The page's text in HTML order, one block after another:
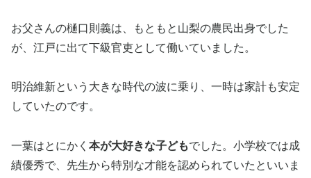
お父さんの樋口則義は、もともと山梨の農民出身でした
が、江戸に出て下級官吏として働いていました。
明治維新という大きな時代の波に乗り、一時は家計も安定
していたのです。
一葉はとにかく 本が大好きな子どもでした。小学校では成
績優秀で、先生から特別な才能を認められていたといいま